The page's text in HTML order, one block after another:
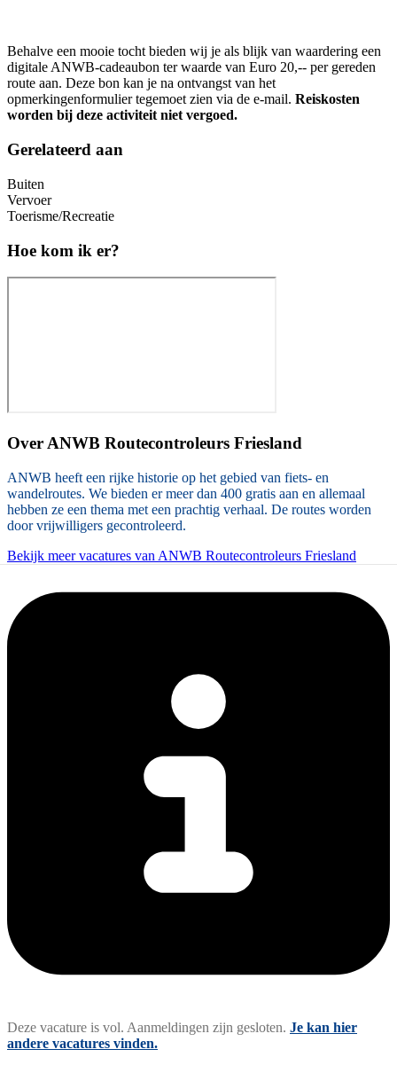
Behalve een mooie tocht bieden wij je als blijk van waardering een
digitale ANWB-cadeaubon ter waarde van Euro 20,-- per gereden
route aan. Deze bon kan je na ontvangst van het
opmerkingenformulier tegemoet zien via de e-mail. Reiskosten
worden bij deze activiteit niet vergoed.
Gerelateerd aan
Buiten
Vervoer
Toerisme/Recreatie
Hoe kom ik er?
Over ANWB Routecontroleurs Friesland
ANWB heeft een rijke historie op het gebied van fiets- en
wandelroutes. We bieden er meer dan 400 gratis aan en allemaal
hebben ze een thema met een prachtig verhaal. De routes worden
door vrijwilligers gecontroleerd.
Bekijk meer vacatures van ANWB Routecontroleurs Friesland
Deze vacature is vol. Aanmeldingen zijn gesloten. Je kan hier
andere vacatures vinden.